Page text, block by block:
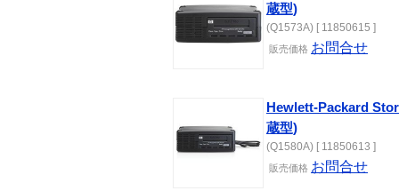
蔵型)
(Q1573A) [ 11850615 ]
販売価格 お問合せ
Hewlett-Packard
蔵型)
(Q1580A) [ 11850613 ]
販売価格 お問合せ